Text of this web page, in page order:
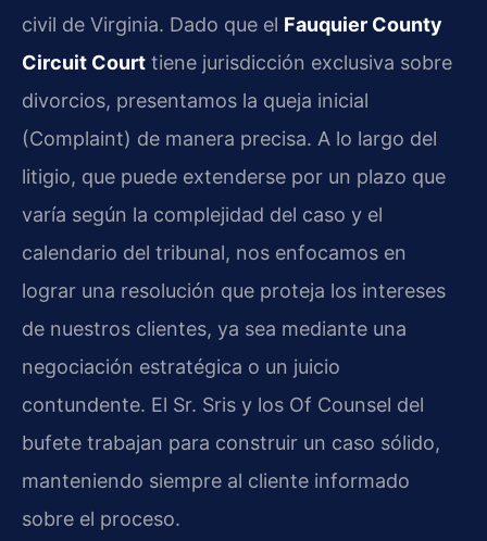
civil de Virginia. Dado que el Fauquier County
Circuit Court tiene jurisdicción exclusiva sobre
divorcios, presentamos la queja inicial
(Complaint) de manera precisa. A lo largo del
litigio, que puede extenderse por un plazo que
varía según la complejidad del caso y el
calendario del tribunal, nos enfocamos en
lograr una resolución que proteja los intereses
de nuestros clientes, ya sea mediante una
negociación estratégica o un juicio
contundente. El Sr. Sris y los Of Counsel del
bufete trabajan para construir un caso sólido,
manteniendo siempre al cliente informado
sobre el proceso.